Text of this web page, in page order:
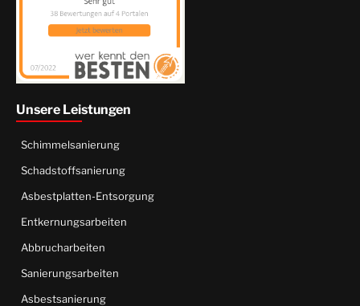
Unsere Leistungen
Schimmelsanierung
Schadstoffsanierung
Asbestplatten-Entsorgung
Entkernungsarbeiten
Abbrucharbeiten
Sanierungsarbeiten
Asbestsanierung